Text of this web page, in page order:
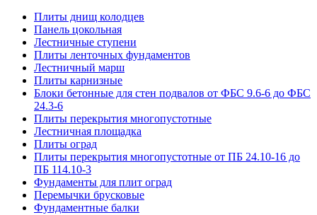
Плиты днищ колодцев
Панель цокольная
Лестничные ступени
Плиты ленточных фундаментов
Лестничный марш
Плиты карнизные
Блоки бетонные для стен подвалов от ФБС 9.6-6 до ФБС
24.3-6
Плиты перекрытия многопустотные
Лестничная площадка
Плиты оград
Плиты перекрытия многопустотные от ПБ 24.10-16 до
ПБ 114.10-3
Фундаменты для плит оград
Перемычки брусковые
Фундаментные балки